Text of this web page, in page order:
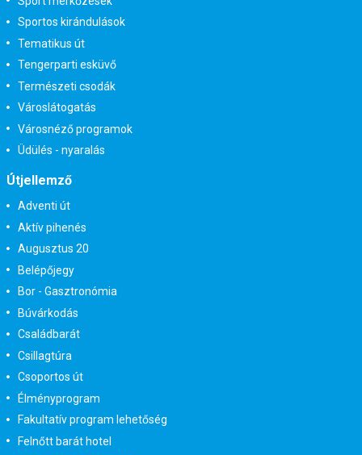
Sportos kirándulások
Tematikus út
Tengerparti esküvő
Természeti csodák
Városlátogatás
Városnéző programok
Üdülés - nyaralás
Útjellemző
Adventi út
Aktív pihenés
Augusztus 20
Belépőjegy
Bor - Gasztronómia
Búvárkodás
Családbarát
Csillagtúra
Csoportos út
Élményprogram
Fakultatív program lehetőség
Felnőtt barát hotel